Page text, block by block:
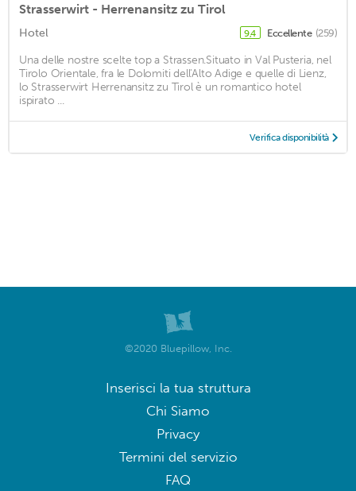
Strasserwirt - Herrenansitz zu Tirol
Hotel 9,4 Eccellente (259)
Una delle nostre scelte top a Strassen.Situato in Val Pusteria, nel
Tirolo Orientale, fra le Dolomiti dell'Alto Adige e quelle di Lienz,
lo Strasserwirt Herrenansitz zu Tirol è un romantico hotel
ispirato ...
Verifica disponibilità
©2020 Bluepillow, Inc.
Inserisci la tua struttura
Chi Siamo
Privacy
Termini del servizio
FAQ